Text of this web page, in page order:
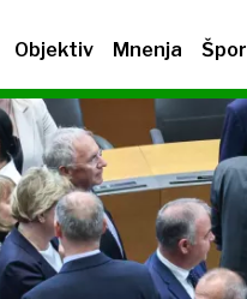
Objektiv Mnenja